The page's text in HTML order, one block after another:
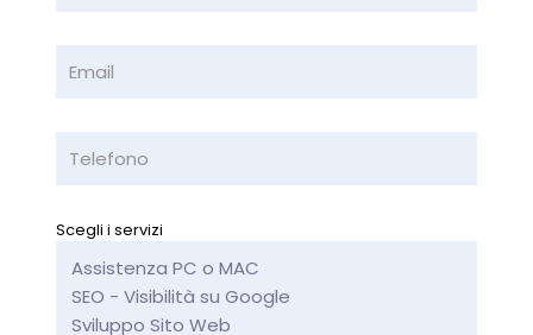
Scegli i servizi